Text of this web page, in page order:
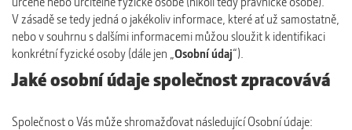
V zásadě se tedy jedná o jakékoliv informace, které ať už samostatně,
nebo v souhrnu s dalšími informacemi můžou sloužit k identifikaci
konkrétní fyzické osoby (dále jen „Osobní údaj“).
Jaké osobní údaje společnost zpracovává
Společnost o Vás může shromažďovat následující Osobní údaje: